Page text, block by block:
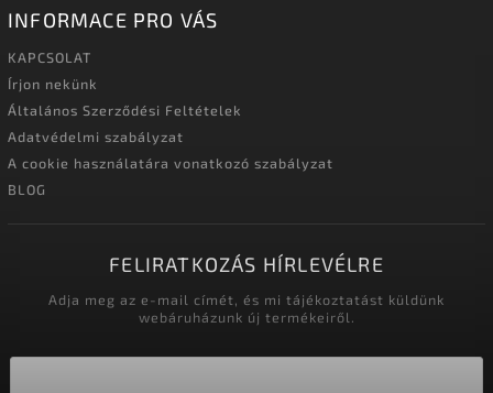
INFORMACE PRO VÁS
KAPCSOLAT
Írjon nekünk
Általános Szerződési Feltételek
Adatvédelmi szabályzat
A cookie használatára vonatkozó szabályzat
BLOG
FELIRATKOZÁS HÍRLEVÉLRE
Adja meg az e-mail címét, és mi tájékoztatást küldünk
webáruházunk új termékeiről.